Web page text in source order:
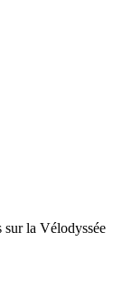
sur la Vélodyssée